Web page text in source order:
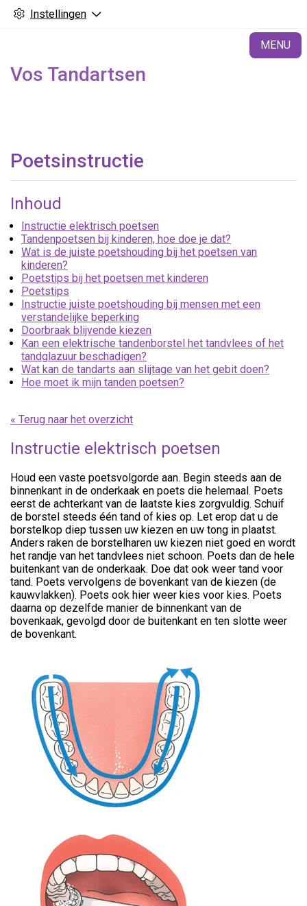
Instellingen
MENU
Vos Tandartsen
Poetsinstructie
Inhoud
Instructie elektrisch poetsen
Tandenpoetsen bij kinderen, hoe doe je dat?
Wat is de juiste poetshouding bij het poetsen van
kinderen?
Poetstips bij het poetsen met kinderen
Poetstips
Instructie juiste poetshouding bij mensen met een
verstandelijke beperking
Doorbraak blijvende kiezen
Kan een elektrische tandenborstel het tandvlees of het
tandglazuur beschadigen?
Wat kan de tandarts aan slijtage van het gebit doen?
Hoe moet ik mijn tanden poetsen?
« Terug naar het overzicht
Instructie elektrisch poetsen
Houd een vaste poetsvolgorde aan. Begin steeds aan de
binnenkant in de onderkaak en poets die helemaal. Poets
eerst de achterkant van de laatste kies zorgvuldig. Schuif
de borstel steeds één tand of kies op. Let erop dat u de
borstelkop diep tussen uw kiezen en uw tong in plaatst.
Anders raken de borstelharen uw kiezen niet goed en wordt
het randje van het tandvlees niet schoon. Poets dan de hele
buitenkant van de onderkaak. Doe dat ook weer tand voor
tand. Poets vervolgens de bovenkant van de kiezen (de
kauwvlakken). Poets ook hier weer kies voor kies. Poets
daarna op dezelfde manier de binnenkant van de
bovenkaak, gevolgd door de buitenkant en ten slotte weer
de bovenkant.